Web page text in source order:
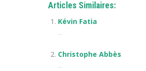
Articles Similaires:
Kévin Fatia
...
Christophe Abbès
...